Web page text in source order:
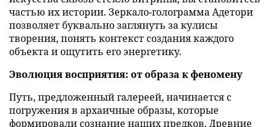
частью их истории. Зеркало-голограмма Адетори
позволяет буквально заглянуть за кулисы
творения, понять контекст создания каждого
объекта и ощутить его энергетику.
Эволюция восприятия: от образа к феномену
Путь, предложенный галереей, начинается с
погружения в архаичные образы, которые
формировали сознание наших предков. Древние